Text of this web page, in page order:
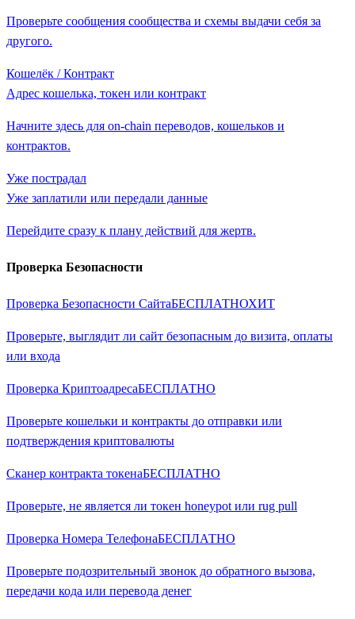
Проверьте сообщения сообщества и схемы выдачи себя за
другого.
Кошелёк / Контракт
Адрес кошелька, токен или контракт
Начните здесь для on-chain переводов, кошельков и
контрактов.
Уже пострадал
Уже заплатили или передали данные
Перейдите сразу к плану действий для жертв.
Проверка Безопасности
Проверка Безопасности СайтаБЕСПЛАТНОХИТ
Проверьте, выглядит ли сайт безопасным до визита, оплаты
или входа
Проверка КриптоадресаБЕСПЛАТНО
Проверьте кошельки и контракты до отправки или
подтверждения криптовалюты
Сканер контракта токенаБЕСПЛАТНО
Проверьте, не является ли токен honeypot или rug pull
Проверка Номера ТелефонаБЕСПЛАТНО
Проверьте подозрительный звонок до обратного вызова,
передачи кода или перевода денег